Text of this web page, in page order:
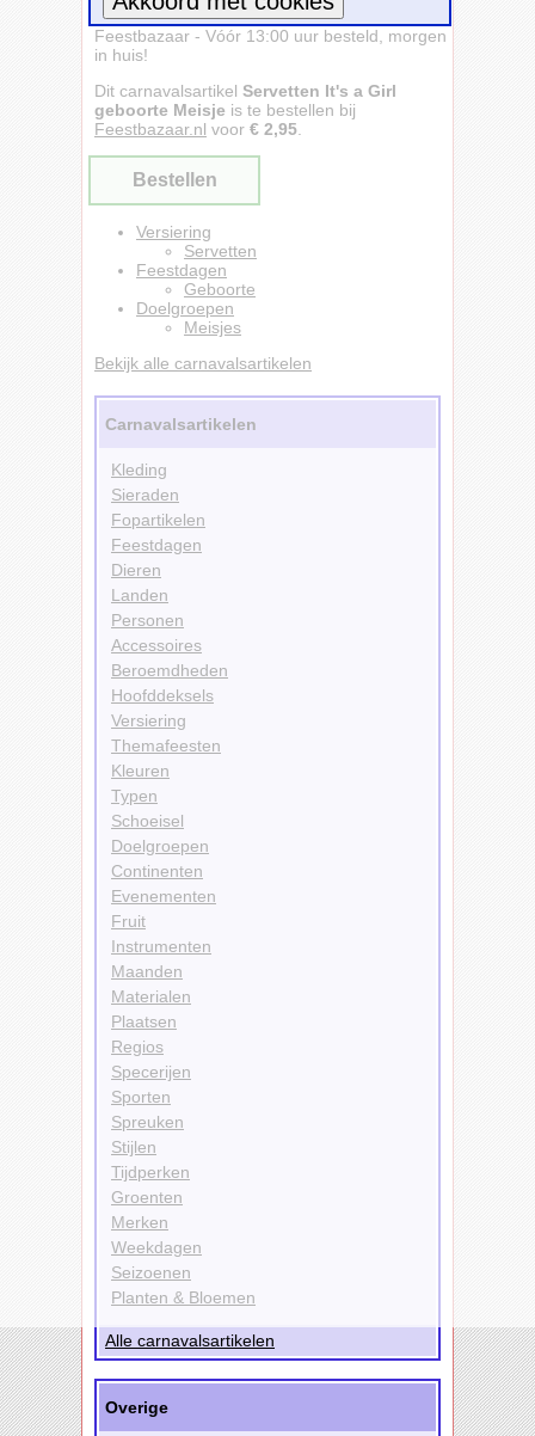
Servetten It's a Girl geboorte Meisje -
Feestbazaar - Vóór 13:00 uur besteld, morgen
in huis!
Dit carnavalsartikel Servetten It's a Girl
geboorte Meisje is te bestellen bij
Feestbazaar.nl voor € 2,95
Bestellen
Versiering
Servetten
Feestdagen
Geboorte
Doelgroepen
Meisjes
Bekijk alle carnavalsartikelen
Carnavalsartikelen
Kleding
Sieraden
Fopartikelen
Feestdagen
Dieren
Landen
Personen
Accessoires
Beroemdheden
Hoofddeksels
Versiering
Themafeesten
Kleuren
Typen
Schoeisel
Doelgroepen
Continenten
Evenementen
Fruit
Instrumenten
Maanden
Materialen
Plaatsen
Regios
Specerijen
Sporten
Spreuken
Stijlen
Tijdperken
Groenten
Merken
Weekdagen
Seizoenen
Planten & Bloemen
Alle carnavalsartikelen
Overige
Meer informatie